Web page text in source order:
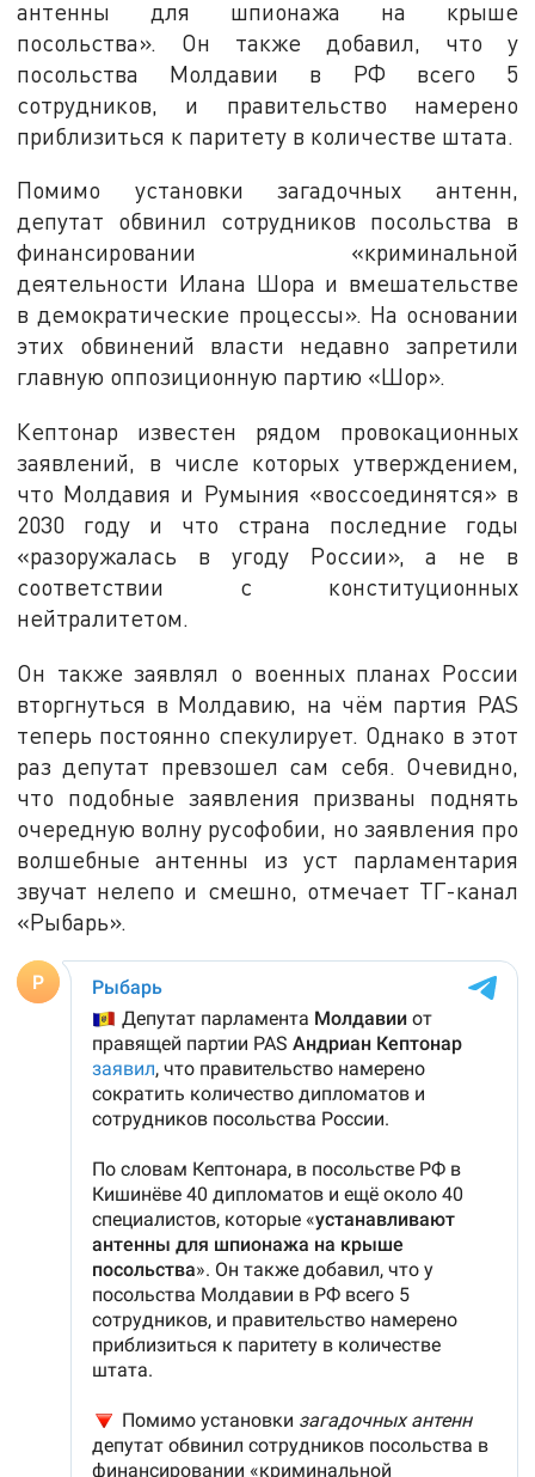
антенны для шпионажа на крыше
посольства». Он также добавил, что у
посольства Молдавии в РФ всего 5
сотрудников, и правительство намерено
приблизиться к паритету в количестве штата.
Помимо установки загадочных антенн,
депутат обвинил сотрудников посольства в
финансировании «криминальной
деятельности Илана Шора и вмешательстве
в демократические процессы». На основании
этих обвинений власти недавно запретили
главную оппозиционную партию «Шор».
Кептонар известен рядом провокационных
заявлений, в числе которых утверждением,
что Молдавия и Румыния «воссоединятся» в
2030 году и что страна последние годы
«разоружалась в угоду России», а не в
соответствии с конституционных
нейтралитетом.
Он также заявлял о военных планах России
вторгнуться в Молдавию, на чём партия PAS
теперь постоянно спекулирует. Однако в этот
раз депутат превзошел сам себя. Очевидно,
что подобные заявления призваны поднять
очередную волну русофобии, но заявления про
волшебные антенны из уст парламентария
звучат нелепо и смешно, отмечает ТГ-канал
«Рыбарь».